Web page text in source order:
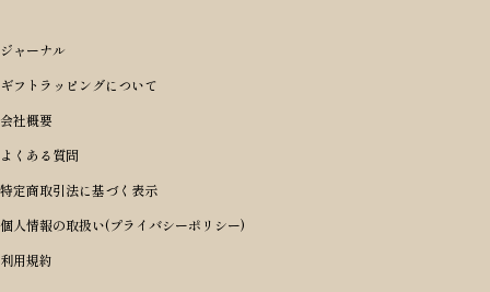
リュックサック・デイパック・バックパック
ショルダーバッグ
ボディバッグ・ウエストバッグ
長財布
二つ折り財布
三つ折り財布
コインケース・小銭入れ
m＋ エムピウ
PORTER 吉田カバン ポーター
BRIEFING ブリーフィング
Dakota ダコタ
CLEDRAN クレドラン
aniary アニアリ
CIE シー
オリジナルランドセル
女の子ランドセル
男の子ランドセル
ランドセル小物・その他
レッド
ピンク
パープル(ラベンダー)
価格から選ぶ
〜49,999円
50,000円〜59,999円
60,000円〜69,999円
70,000円〜79,999円
80,000円〜
アイテムから選ぶ
キャディバッグ
ヘッドカバー
ゴルフ小物
ゴルフウェア/アクセサリー
ブランドから選ぶ
BRIEFING ブリーフィング
master-piece マスターピース
JONES ジョーンズ
木の庄帆布
シーンから探す
誕生日
結婚祝い
出産祝い
入学・進学祝い
成人祝い
就職・栄転祝い
性別・年齢から探す
男性向け
女性向け
10代
20代
30代
予算から探す
〜4,999円
5,000円〜9,999円
10,000円〜19,999円
20,000円〜29,999円
ジャーナル
ギフトラッピングについて
会社概要
よくある質問
特定商取引法に基づく表示
個人情報の取扱い(プライバシーポリシー)
利用規約